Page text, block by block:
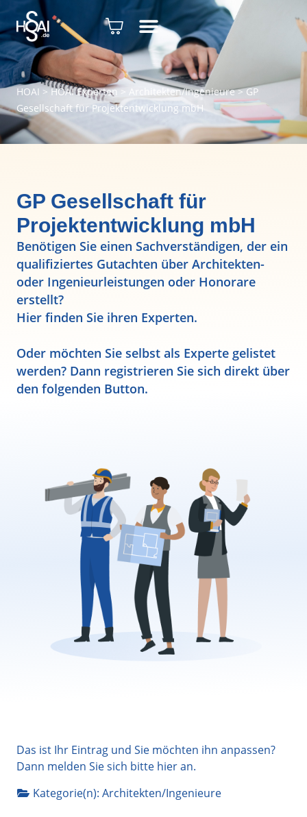
HOAI > HOAI Experten> Architekten/Ingenieure>GP
Gesellschaft für Projektentwicklung mbH
GP Gesellschaft für
Projektentwicklung mbH
Benötigen Sie einen Sachverständigen, der ein
qualifiziertes Gutachten über Architekten-
oder Ingenieurleistungen oder Honorare
erstellt?
Hier finden Sie ihren Experten.
Oder möchten Sie selbst als Experte gelistet
werden? Dann registrieren Sie sich direkt über
den folgenden Button.
Das ist Ihr Eintrag und Sie möchten ihn anpassen?
Dann melden Sie sich bitte hieran.
Kategorie(n): Architekten/Ingenieure